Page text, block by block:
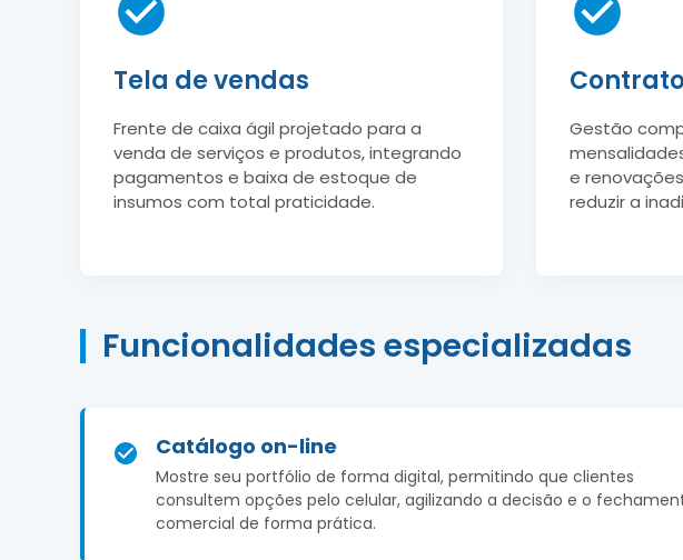
Tela de vendas
Frente de caixa ágil projetado para a
venda de serviços e produtos, integrando
pagamentos e baixa de estoque de
insumos com total praticidade.
Gestão
e
reduzir a
Funcionalidades especializadas
Catálogo on-line
Mostre seu portfólio de forma digital, permitindo que clientes
consultem opções pelo celular, agilizando a decisão e o
comercial de forma prática.